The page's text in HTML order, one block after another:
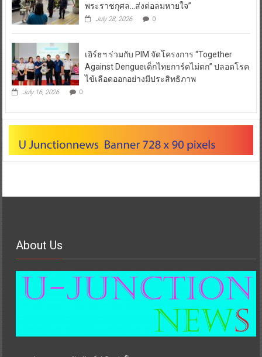
พระราชกุศล…ส่งต่อลมหายใจ”
July 28, 2026 0
เอิร์ธฯ ร่วมกับ PIM จัดโครงการ “Together
Against Dengueเด็กไทยการ์ดไม่ตก” ปลอดโรค
ไข้เลือดออกอย่างมีประสิทธิภาพ
July 16, 2026 0
About Us